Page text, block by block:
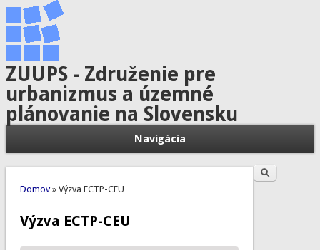
ZUUPS - Združenie pre
urbanizmus a územné
plánovanie na Slovensku
Navigácia
Nachádzate sa tu
Domov» Výzva ECTP-CEU
Výzva ECTP-CEU
Vyhľadávanie Hľadať